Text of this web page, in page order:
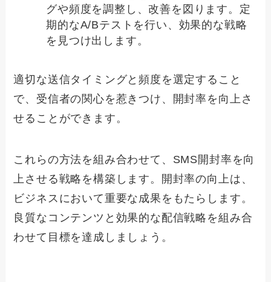
グや頻度を調整し、改善を図ります。定
期的なA/Bテストを行い、効果的な戦略
を見つけ出します。
適切な送信タイミングと頻度を選定すること
で、受信者の関心を惹きつけ、開封率を向上さ
せることができます。
これらの方法を組み合わせて、SMS開封率を向
上させる戦略を構築します。開封率の向上は、
ビジネスにおいて重要な成果をもたらします。
良質なコンテンツと効果的な配信戦略を組み合
わせて目標を達成しましょう。